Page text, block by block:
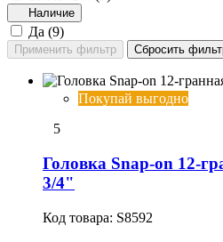
Наличие
Да (9)
Покупай выгодно
5
Головка Snap-on 12-
3/4"
Код товара: S8592